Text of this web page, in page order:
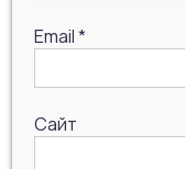
Email*
Сайт